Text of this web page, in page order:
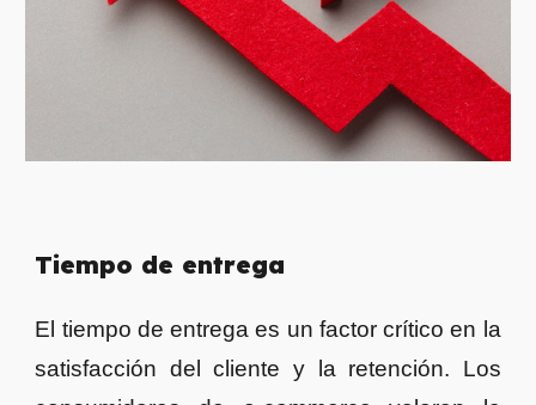
Tiempo de entrega
El tiempo de entrega es un factor crítico en la
satisfacción del cliente y la retención. Los